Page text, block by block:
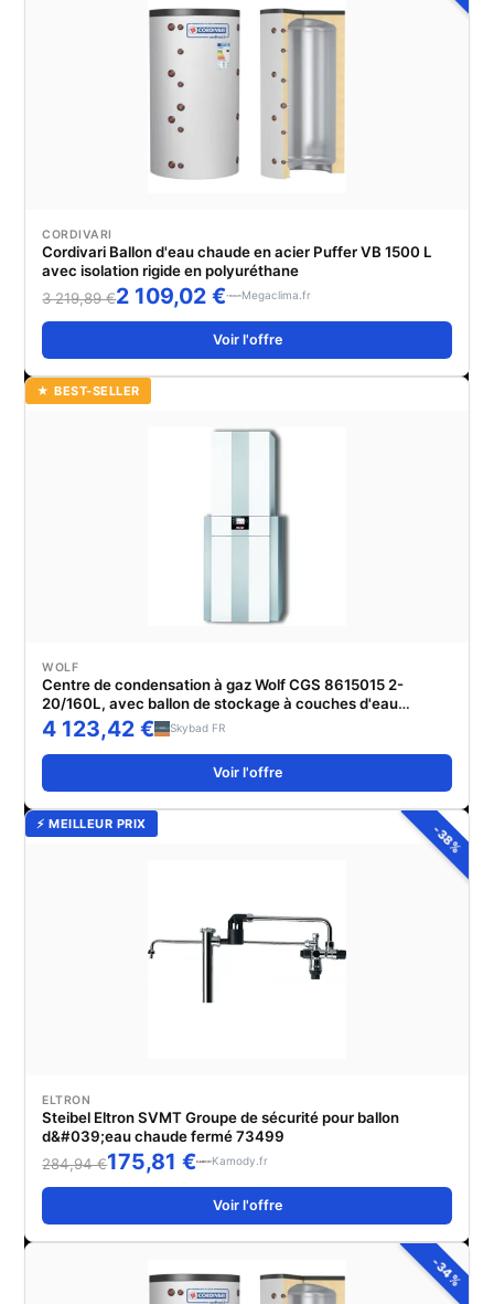
CORDIVARI
Cordivari Ballon d'eau chaude en acier Puffer VB 1500 L
avec isolation rigide en polyuréthane
3 219,89 €2 109,02 € Megaclima.fr
Voir l'offre
★ BEST-SELLER
WOLF
Centre de condensation à gaz Wolf CGS 8615015 2-
20/160L, avec ballon de stockage à couches d'eau
chaude
4 123,42 € Skybad FR
Voir l'offre
-38%
⚡ MEILLEUR PRIX
ELTRON
Steibel Eltron SVMT Groupe de sécurité pour ballon
d&#039;eau chaude fermé 73499
284,94 €175,81 € Kamody.fr
Voir l'offre
-34%